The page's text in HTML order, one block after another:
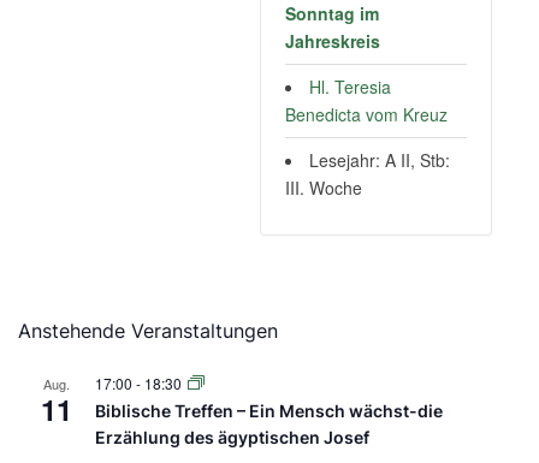
Sonntag im
Jahreskreis
Hl. Teresia
Benedicta vom Kreuz
Lesejahr: A II, Stb:
III. Woche
Anstehende Veranstaltungen
Aug.
11
17:00 - 18:30
Biblische Treffen – Ein Mensch wächst-die
Erzählung des ägyptischen Josef